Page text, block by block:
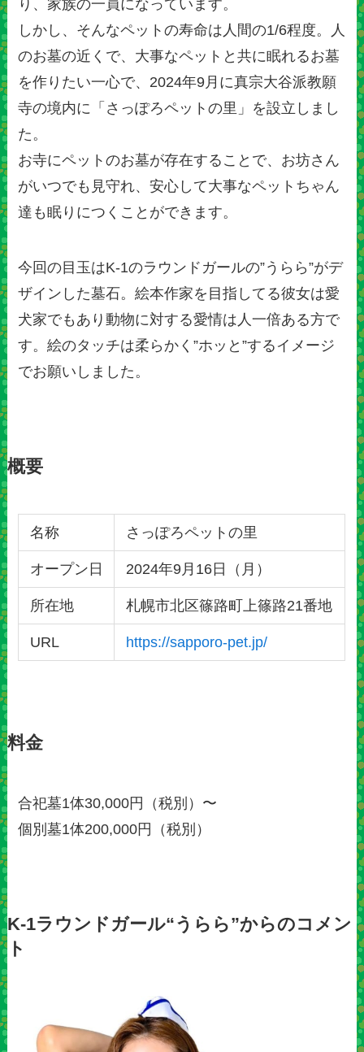
り、家族の一員になっています。
しかし、そんなペットの寿命は人間の1/6程度。人
のお墓の近くで、大事なペットと共に眠れるお墓
を作りたい一心で、2024年9月に真宗大谷派教願
寺の境内に「さっぽろペットの里」を設立しまし
た。
お寺にペットのお墓が存在することで、お坊さん
がいつでも見守れ、安心して大事なペットちゃん
達も眠りにつくことができます。
今回の目玉はK-1のラウンドガールの”うらら”がデ
ザインした墓石。絵本作家を目指してる彼女は愛
犬家でもあり動物に対する愛情は人一倍ある方で
す。絵のタッチは柔らかく”ホッと”するイメージ
でお願いしました。
概要
名称 さっぽろペットの里
オープン日 2024年9月16日（月）
所在地 札幌市北区篠路町上篠路21番地
URL https://sapporo-pet.jp/
料金
合祀墓1体30,000円（税別）〜
個別墓1体200,000円（税別）
K-1ラウンドガール“うらら”からのコメン
ト